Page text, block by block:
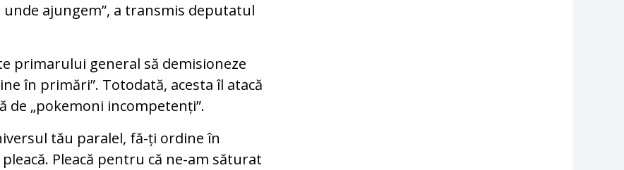
ajungem”, a transmis deputatul
primarului general să demisioneze
în primări”. Totodată, acesta îl atacă
de „pokemoni incompetenți”.
tău paralel, fă-ți ordine în
Pleacă pentru că ne-am săturat